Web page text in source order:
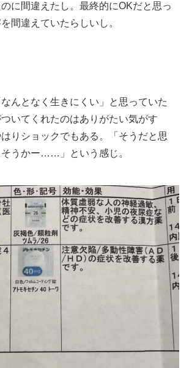
に間違えたし。最終的にOKだと思っ
間違えていたらしいし。
んとなく生きにくい」と思っていた
いてくれたのはありがたい気がす
りショックでもある。「そうだと思
そうかー……」という感じ。